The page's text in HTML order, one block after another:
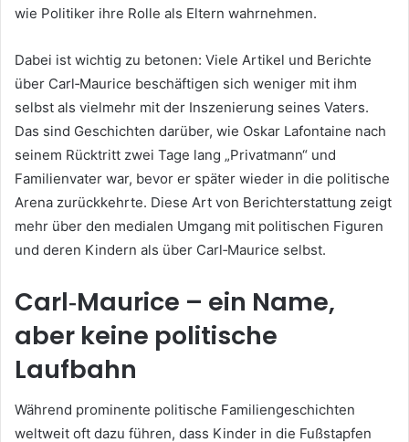
wie Politiker ihre Rolle als Eltern wahrnehmen.
Dabei ist wichtig zu betonen: Viele Artikel und Berichte
über Carl‑Maurice beschäftigen sich weniger mit ihm
selbst als vielmehr mit der Inszenierung seines Vaters.
Das sind Geschichten darüber, wie Oskar Lafontaine nach
seinem Rücktritt zwei Tage lang „Privatmann“ und
Familienvater war, bevor er später wieder in die politische
Arena zurückkehrte. Diese Art von Berichterstattung zeigt
mehr über den medialen Umgang mit politischen Figuren
und deren Kindern als über Carl‑Maurice selbst.
Carl‑Maurice – ein Name,
aber keine politische
Laufbahn
Während prominente politische Familiengeschichten
weltweit oft dazu führen, dass Kinder in die Fußstapfen